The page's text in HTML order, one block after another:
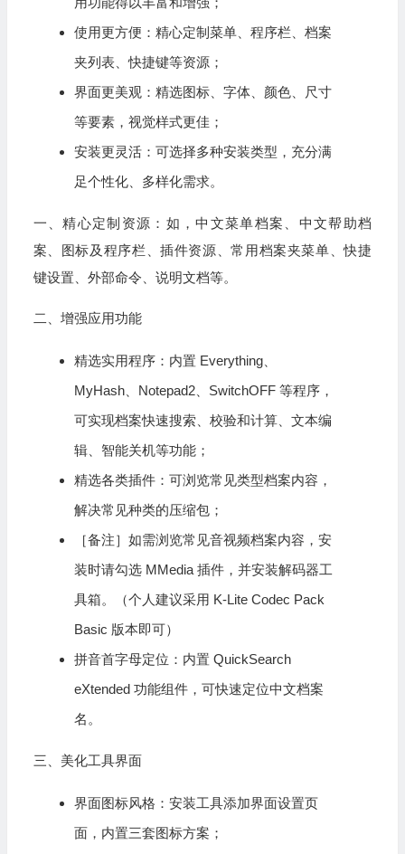
使用更方便：精心定制菜单、程序栏、档案
夹列表、快捷键等资源；
界面更美观：精选图标、字体、颜色、尺寸
等要素，视觉样式更佳；
安装更灵活：可选择多种安装类型，充分满
足个性化、多样化需求。
一、精心定制资源：如，中文菜单档案、中文帮助档
案、图标及程序栏、插件资源、常用档案夹菜单、快捷
键设置、外部命令、说明文档等。
二、增强应用功能
精选实用程序：内置 Everything、
MyHash、Notepad2、SwitchOFF 等程序，
可实现档案快速搜索、校验和计算、文本编
辑、智能关机等功能；
精选各类插件：可浏览常见类型档案内容，
解决常见种类的压缩包；
［备注］如需浏览常见音视频档案内容，安
装时请勾选 MMedia 插件，并安装解码器工
具箱。（个人建议采用 K-Lite Codec Pack
Basic 版本即可）
拼音首字母定位：内置 QuickSearch
eXtended 功能组件，可快速定位中文档案
名。
三、美化工具界面
界面图标风格：安装工具添加界面设置页
面，内置三套图标方案；